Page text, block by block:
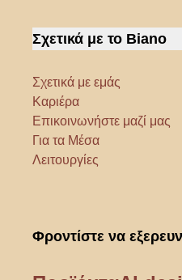
Σχετικά με το Biano
Σχετικά με εμάς
Καριέρα
Επικοινωνήστε μαζί μας
Για τα Μέσα
Λειτουργίες
Φροντίστε να